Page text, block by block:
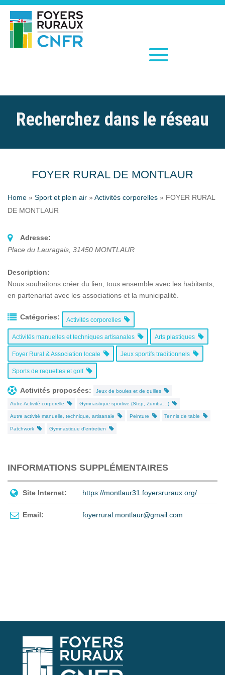
Recherchez dans le réseau
FOYER RURAL DE MONTLAUR
Home » Sport et plein air » Activités corporelles » FOYER RURAL
DE MONTLAUR
Adresse:
Place du Lauragais 31450 MONTLAUR
Description:
Nous souhaitons créer du lien, tous ensemble avec les habitants,
en partenariat avec les associations et la municipalité.
Catégories: Activités corporelles
Activités manuelles et techniques artisanales Arts plastiques
Foyer Rural & Association locale Jeux sportifs traditionnels
Sports de raquettes et golf
Activités proposées: Jeux de boules et de quilles
Autre Activité corporelle Gymnastique sportive (Step, Zumba…)
Autre activité manuelle, technique, artisanale Peinture Tennis de table
Patchwork Gymnastique d'entretien
INFORMATIONS SUPPLÉMENTAIRES
Site Internet: https://montlaur31.foyersruraux.org/
Email: foyerrural.montlaur@gmail.com